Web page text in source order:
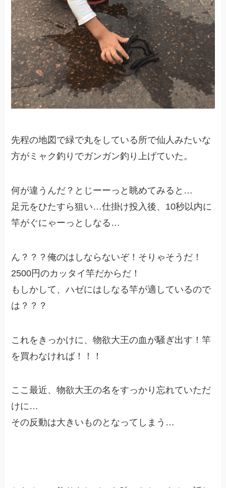
先程の地図で緑で丸をしている所で仙人みたいな
方がミャク釣りでガンガン釣り上げていた。
何が違うんだ？とじーーっと眺めてみると…
足元をひたすら狙い…仕掛け投入後、10秒以内に
竿がぐにゃーっとしなる…
ん？？？俺のはしならないぞ！そりゃそうだ！
2500円のカッタイ竿だからだ！
もしかして、ハゼにはしなる竿が適しているので
は？？？
これをきっかけに、物欲大王の血が騒ぎ出す！竿
を買わなければ！！！
ここ最近、物欲大王の名をすっかり忘れていただ
けに…
その反動は大きいものとなってしまう…